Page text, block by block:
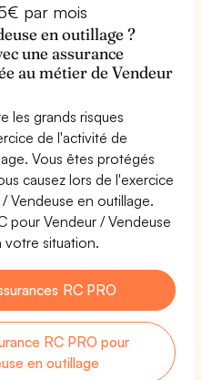
par mois
en outillage ?
une assurance
au métier de Vendeur
les grands risques
de l'activité de
Vous êtes protégés
causez lors de l'exercice
Vendeuse en outillage.
pour Vendeur / Vendeuse
votre situation.
RC PRO
RC PRO pour
en outillage